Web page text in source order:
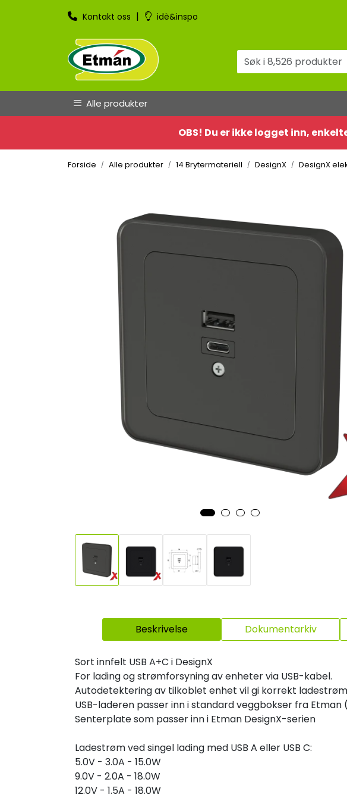
Kontakt oss | idè&inspo
Alle produkter
OBS! Du er ikke logget inn,
Forside Alle produkter 14 Brytermateriell DesignX DesignX
Beskrivelse Dokumentarkiv
Sort innfelt USB A+C i DesignX
For lading og strømforsyning av enheter via USB-kabel.
Autodetektering av tilkoblet enhet vil gi korrekt
USB-laderen passer inn i standard veggbokser fra
Senterplate som passer inn i Etman DesignX-serien
Ladestrøm ved singel lading med USB A eller USB C:
5.0V - 3.0A - 15.0W
9.0V - 2.0A - 18.0W
12.0V - 1.5A - 18.0W